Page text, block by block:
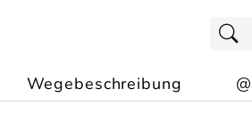
Wegebeschreibung